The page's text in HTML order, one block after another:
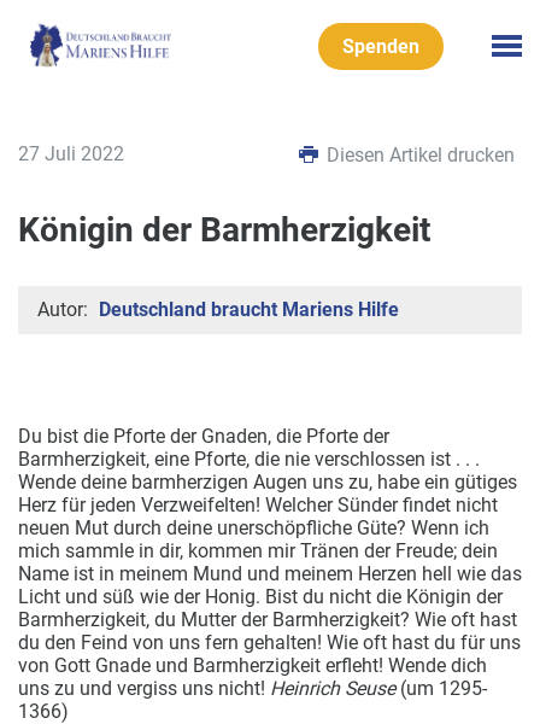
Spenden
27 Juli 2022 Diesen Artikel drucken
Königin der Barmherzigkeit
Autor: Deutschland braucht Mariens Hilfe
Du bist die Pforte der Gnaden, die Pforte der
Barmherzigkeit, eine Pforte, die nie verschlossen ist . . .
Wende deine barmherzigen Augen uns zu, habe ein gütiges
Herz für jeden Verzweifelten! Welcher Sünder findet nicht
neuen Mut durch deine unerschöpfliche Güte? Wenn ich
mich sammle in dir, kommen mir Tränen der Freude; dein
Name ist in meinem Mund und meinem Herzen hell wie das
Licht und süß wie der Honig. Bist du nicht die Königin der
Barmherzigkeit, du Mutter der Barmherzigkeit? Wie oft hast
du den Feind von uns fern gehalten! Wie oft hast du für uns
von Gott Gnade und Barmherzigkeit erfleht! Wende dich
uns zu und vergiss uns nicht! Heinrich Seuse(um 1295-
1366)